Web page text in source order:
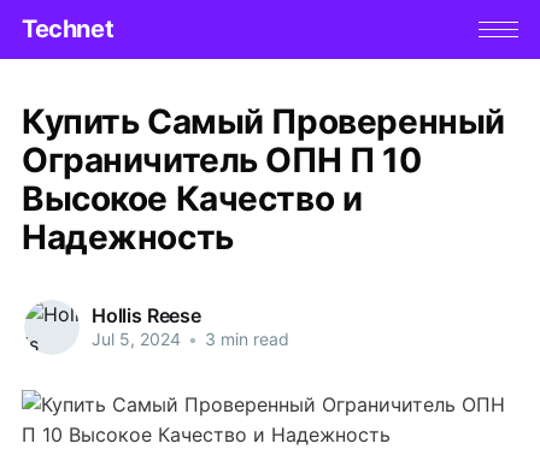
Technet
Купить Самый Проверенный
Ограничитель ОПН П 10
Высокое Качество и
Надежность
Hollis Reese
Jul 5, 2024 • 3 min read